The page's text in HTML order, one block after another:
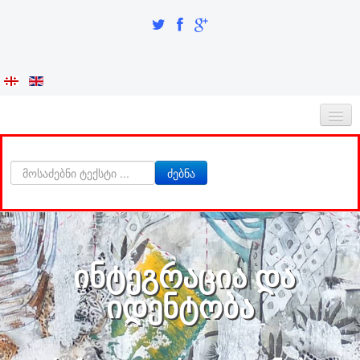
ᲩᲕᲔᲜᲡ ᲨᲔᲡᲐᲮᲔᲑ
ᲘᲜᲢᲔᲒᲠᲐᲪᲘᲐ ᲓᲐ ᲘᲓᲔᲜᲢᲝᲑᲐ
ᲙᲕᲚᲔᲕᲘᲗᲘ ᲜᲐᲬᲘᲚᲘ
ᲮᲔᲚᲝᲕᲐᲜᲔᲑᲘ
ა-ბ
აბაზაძე ნიკო
ძებნა
ინტეგრაცია და
იდენტობა